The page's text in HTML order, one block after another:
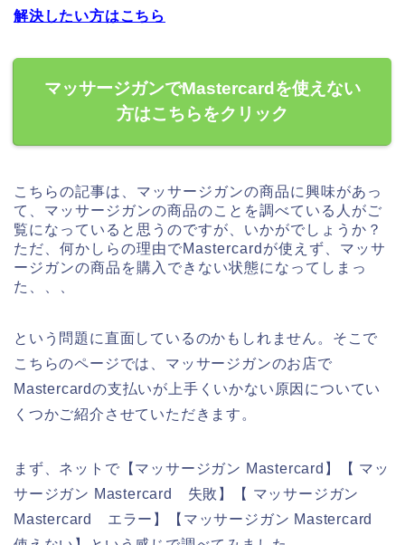
解決したい方はこちら
マッサージガンでMastercardを使えない
方はこちらをクリック
こちらの記事は、マッサージガンの商品に興味があっ
て、マッサージガンの商品のことを調べている人がご
覧になっていると思うのですが、いかがでしょうか？
ただ、何かしらの理由でMastercardが使えず、マッサ
ージガンの商品を購入できない状態になってしまっ
た、、、
という問題に直面しているのかもしれません。そこで
こちらのページでは、マッサージガンのお店で
Mastercardの支払いが上手くいかない原因についてい
くつかご紹介させていただきます。
まず、ネットで【マッサージガン Mastercard】【 マッ
サージガン Mastercard 失敗】【 マッサージガン
Mastercard エラー】【マッサージガン Mastercard